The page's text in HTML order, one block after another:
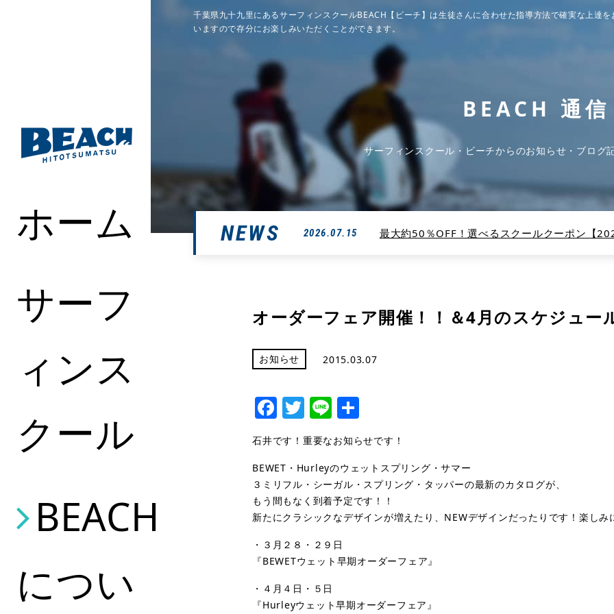
ホーム
サーフ
ィンス
クール
BEACH
につい
千葉県九十九里にあるサーフィンスクールBEACH【ビーチ】は生徒さんに合わせた指導方法で確実な上達
いますので存分にお楽しみいただくことができます。
BEACH 通信
サーフィンスクール・ビーチからのお知らせ・ブログ
NEWS 2026.07.15 最大約50％OFF！選べるスクールクーポン【
オーダーフェア開催！！＆4月のスケジュー
お知らせ 2015.03.07
Facebook
Twitter
Line
有
石井です！重要なお知らせです！
BEWET・Hurleyのウェットスプリング・サマー
３ミリフル・シーガル・スプリング・タッパーの最新のカタログが、
もう間もなく到着予定です！！
新たにクラシックなデザインが増えたり、NEWデザインだったりです！楽しみ
・３月２８・２９日
『BEWETウェット早期オーダーフェア』
・４月４日・５日
『Hurleyウェット早期オーダーフェア』